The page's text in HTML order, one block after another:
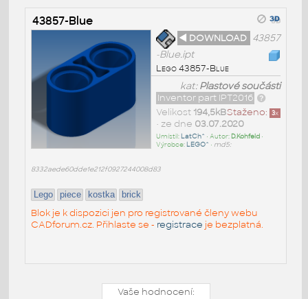
43857-Blue
◄ DOWNLOAD 43857
-Blue.ipt
Lego 43857-Blue
kat:Plastové součásti
Inventor part IPT2016
Staženo: 3x
Velikost 194,5kB
• ze dne 03.07.2020
Umístil: LatCh^ • Autor: D.Kohfeld•
Výrobce: LEGO^ • md5:
8332aede60dde1e212f0927244008d83
Lego piece kostka brick
Blok je k dispozici jen pro registrované členy webu
CADforum.cz. Přihlaste se - registrace je bezplatná.
Vaše hodnocení: